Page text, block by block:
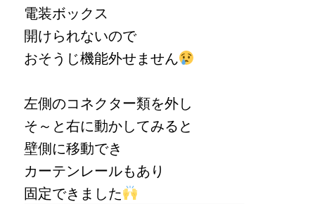
電装ボックス
開けられないので
おそうじ機能外せません
左側のコネクター類を外し
そ～と右に動かしてみると
壁側に移動でき
カーテンレールもあり
固定できました